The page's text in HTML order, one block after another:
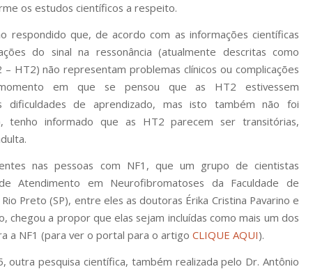
os estudos científicos a respeito.
respondido que, de acordo com as informações científicas
do sinal na ressonância (atualmente descritas como
HT2) não representam problemas clínicos ou complicações
em que se pensou que as HT2 estivessem
dificuldades de aprendizado, mas isto também não foi
tenho informado que as HT2 parecem ser transitórias,
nas pessoas com NF1, que um grupo de cientistas
Atendimento em Neurofibromatoses da Faculdade de
Preto (SP), entre eles as doutoras Érika Cristina Pavarino e
chegou a propor que elas sejam incluídas como mais um dos
a NF1 (para ver o portal para o artigo CLIQUE AQUI).
outra pesquisa científica, também realizada pelo Dr. Antônio